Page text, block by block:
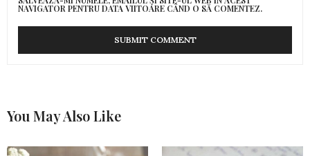
NAVIGATOR PENTRU DATA VIITOARE CÂND O SĂ COMENTEZ.
You May Also Like